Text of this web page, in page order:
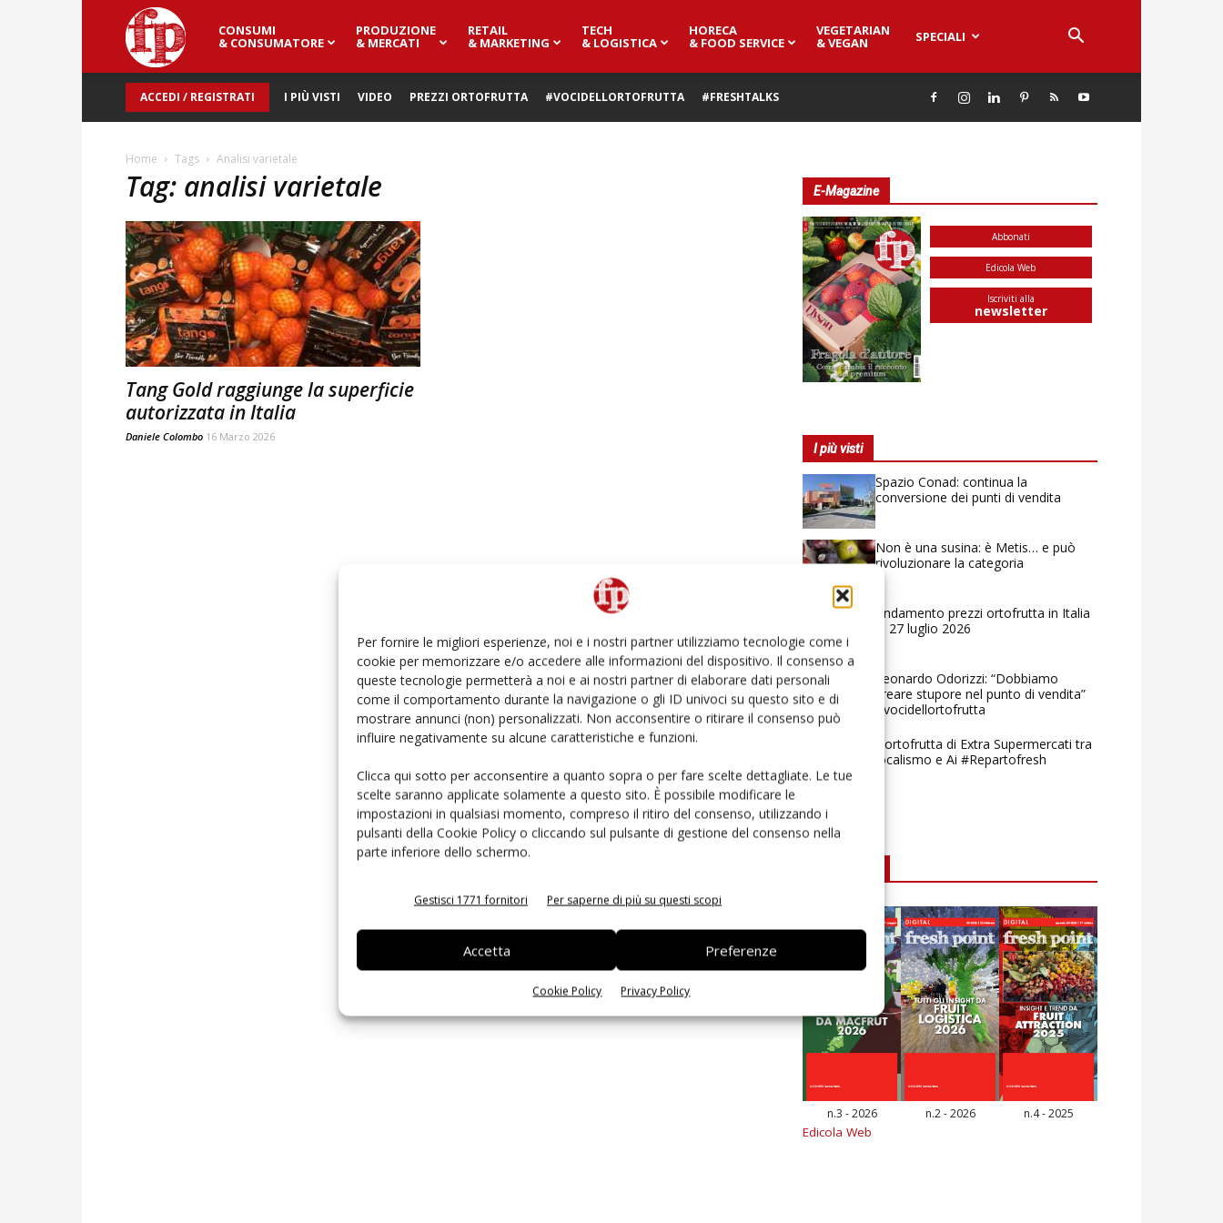
Per fornire le migliori esperienze, noi e i nostri partner utilizziamo tecnologie come i
cookie per memorizzare e/o accedere alle informazioni del dispositivo. Il consenso a
queste tecnologie permetterà a noi e ai nostri partner di elaborare dati personali
come il comportamento durante la navigazione o gli ID univoci su questo sito e di
mostrare annunci (non) personalizzati. Non acconsentire o ritirare il consenso può
influire negativamente su alcune caratteristiche e funzioni.
Clicca qui sotto per acconsentire a quanto sopra o per fare scelte dettagliate. Le tue
scelte saranno applicate solamente a questo sito. È possibile modificare le
impostazioni in qualsiasi momento, compreso il ritiro del consenso, utilizzando i
pulsanti della Cookie Policy o cliccando sul pulsante di gestione del consenso nella
parte inferiore dello schermo.
Gestisci 1771 fornitori Per saperne di più su questi scopi
Accetta Preferenze
Cookie Policy Privacy Policy
Fresh
Point
Magazine
CONSUMI
& CONSUMATORE
PRODUZIONE
& MERCATI
RETAIL
& MARKETING
TECH
& LOGISTICA
HORECA
& FOOD SERVICE
VEGETARIAN
& VEGAN SPECIALI
ACCEDI / REGISTRATI I PIÙ VISTI VIDEO PREZZI ORTOFRUTTA #VOCIDELLORTOFRUTTA #FRESHTALKS
Home Tags Analisi varietale
Tag: analisi varietale
Tang Gold raggiunge la superficie
autorizzata in Italia
Daniele Colombo 16 Marzo 2026
E-Magazine
Abbonati
Edicola Web
Iscriviti alla
newsletter
I più visti
Spazio Conad: continua la
conversione dei punti di vendita
Non è una susina: è Metis… e può
rivoluzionare la categoria
Andamento prezzi ortofrutta in Italia
al 27 luglio 2026
Leonardo Odorizzi: “Dobbiamo
creare stupore nel punto di vendita”
#vocidellortofrutta
L’ortofrutta di Extra Supermercati tra
localismo e Ai #Repartofresh
n.3 - 2026 n.2 - 2026 n.4 - 2025
Edicola Web